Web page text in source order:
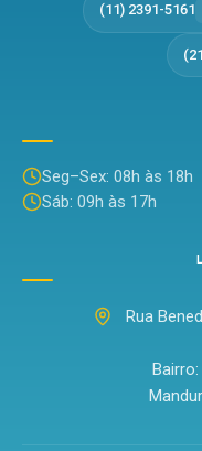
(11) 2391-5161
Seg–Sex: 08h às 18h
Sáb: 09h às 17h
Rua